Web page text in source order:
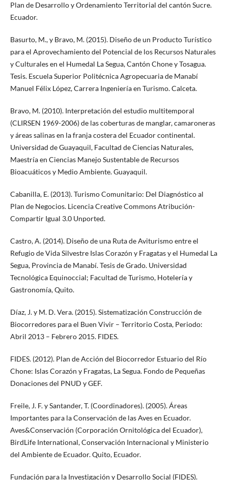
Plan de Desarrollo y Ordenamiento Territorial del cantón Sucre.
Ecuador.
Basurto, M., y Bravo, M. (2015). Diseño de un Producto Turístico
para el Aprovechamiento del Potencial de los Recursos Naturales
y Culturales en el Humedal La Segua, Cantón Chone y Tosagua.
Tesis. Escuela Superior Politécnica Agropecuaria de Manabí
Manuel Félix López, Carrera Ingeniería en Turismo. Calceta.
Bravo, M. (2010). Interpretación del estudio multitemporal
(CLIRSEN 1969-2006) de las coberturas de manglar, camaroneras
y áreas salinas en la franja costera del Ecuador continental.
Universidad de Guayaquil, Facultad de Ciencias Naturales,
Maestría en Ciencias Manejo Sustentable de Recursos
Bioacuáticos y Medio Ambiente. Guayaquil.
Cabanilla, E. (2013). Turismo Comunitario: Del Diagnóstico al
Plan de Negocios. Licencia Creative Commons Atribución-
Compartir Igual 3.0 Unported.
Castro, A. (2014). Diseño de una Ruta de Aviturismo entre el
Refugio de Vida Silvestre Islas Corazón y Fragatas y el Humedal La
Segua, Provincia de Manabí. Tesis de Grado. Universidad
Tecnológica Equinoccial; Facultad de Turismo, Hotelería y
Gastronomía, Quito.
Díaz, J. y M. D. Vera. (2015). Sistematización Construcción de
Biocorredores para el Buen Vivir – Territorio Costa, Periodo:
Abril 2013 – Febrero 2015. FIDES.
FIDES. (2012). Plan de Acción del Biocorredor Estuario del Río
Chone: Islas Corazón y Fragatas, La Segua. Fondo de Pequeñas
Donaciones del PNUD y GEF.
Freile, J. F. y Santander, T. (Coordinadores). (2005). Áreas
Importantes para la Conservación de las Aves en Ecuador.
Aves&Conservación (Corporación Ornitológica del Ecuador),
BirdLife International, Conservación Internacional y Ministerio
del Ambiente de Ecuador. Quito, Ecuador.
Fundación para la Investigación y Desarrollo Social (FIDES).